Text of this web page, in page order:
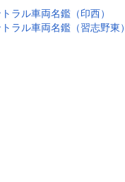
ラル車両名鑑（印西）
ラル車両名鑑（習志野東）